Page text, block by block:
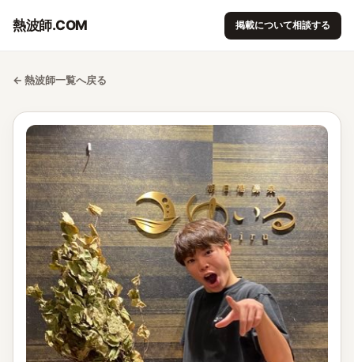
熱波師.COM 掲載について相談する
← 熱波師一覧へ戻る